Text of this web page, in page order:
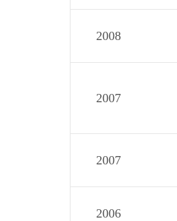
2008
2007
2007
2006